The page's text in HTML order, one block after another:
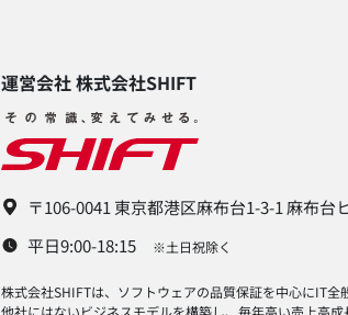
運営会社 株式会社SHIFT​
〒106-0041 東京都港区麻布台1-3-1 麻布台
平日9:00-18:15
※土日祝除く
株式会社SHIFTは、ソフトウェアの品質保証を中心にIT